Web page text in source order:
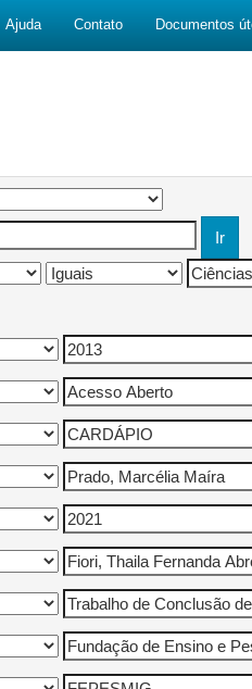
Ajuda Contato Documentos